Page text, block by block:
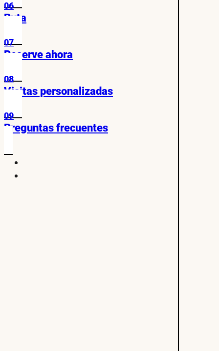
06
Ruta
07
Reserve ahora
08
Visitas personalizadas
09
Preguntas frecuentes